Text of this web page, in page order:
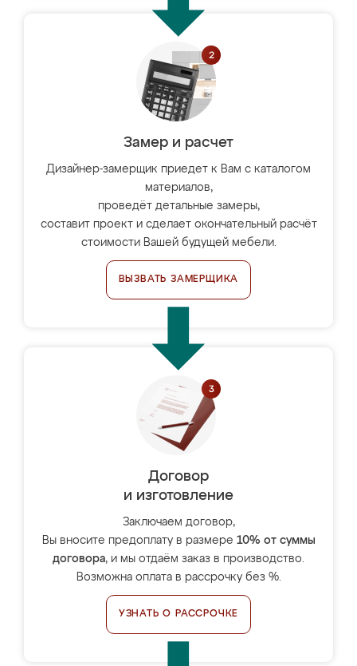
Замер и расчет
Дизайнер-замерщик приедет к Вам с каталогом
материалов,
проведёт детальные замеры,
составит проект и сделает окончательный расчёт
стоимости Вашей будущей мебели.
ВЫЗВАТЬ ЗАМЕРЩИКА
Договор
и изготовление
Заключаем договор,
Вы вносите предоплату в размере 10% от суммы
договора, и мы отдаём заказ в производство.
Возможна оплата в рассрочку без %.
УЗНАТЬ О РАССРОЧКЕ